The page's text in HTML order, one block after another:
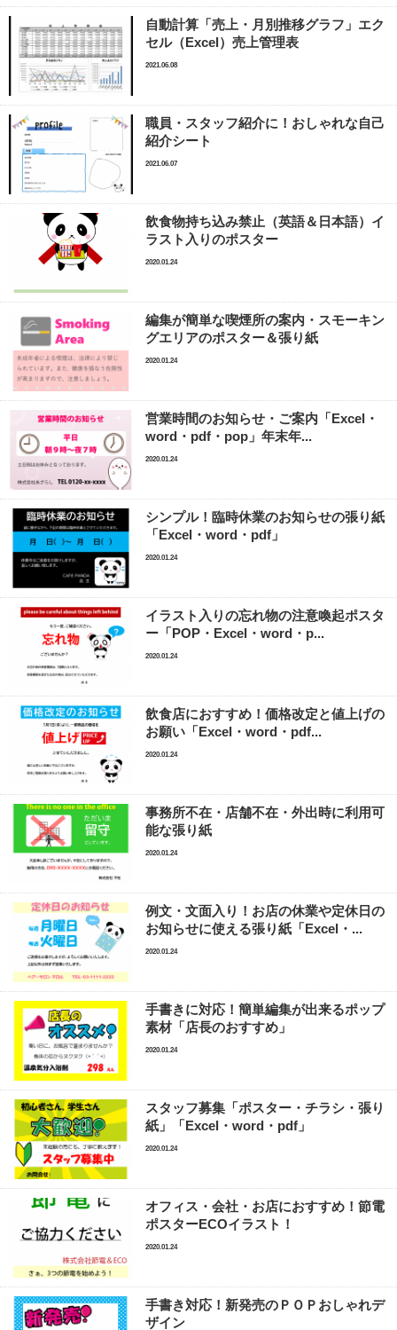
自動計算「売上・月別推移グラフ」エク
セル（Excel）売上管理表
2021.06.08
職員・スタッフ紹介に！おしゃれな自己
紹介シート
2021.06.07
飲食物持ち込み禁止（英語＆日本語）イ
ラスト入りのポスター
2020.01.24
編集が簡単な喫煙所の案内・スモーキン
グエリアのポスター＆張り紙
2020.01.24
営業時間のお知らせ・ご案内「Excel・
word・pdf・pop」年末年...
2020.01.24
シンプル！臨時休業のお知らせの張り紙
「Excel・word・pdf」
2020.01.24
イラスト入りの忘れ物の注意喚起ポスタ
ー「POP・Excel・word・p...
2020.01.24
飲食店におすすめ！価格改定と値上げの
お願い「Excel・word・pdf...
2020.01.24
事務所不在・店舗不在・外出時に利用可
能な張り紙
2020.01.24
例文・文面入り！お店の休業や定休日の
お知らせに使える張り紙「Excel・...
2020.01.24
手書きに対応！簡単編集が出来るポップ
素材「店長のおすすめ」
2020.01.24
スタッフ募集「ポスター・チラシ・張り
紙」「Excel・word・pdf」
2020.01.24
オフィス・会社・お店におすすめ！節電
ポスターECOイラスト！
2020.01.24
手書き対応！新発売のＰＯＰおしゃれデ
ザイン